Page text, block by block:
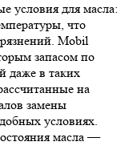
условия для масла:
что
Mobil
запасом по
даже в таких
на
замены
условиях.
масла —